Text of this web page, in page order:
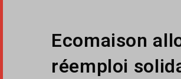
Ecomaison
réemploi